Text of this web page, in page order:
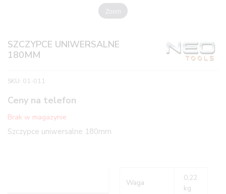
Zoom
SZCZYPCE UNIWERSALNE
180MM
SKU: 01-011
Ceny na telefon
Brak w magazynie
Szczypce uniwersalne 180mm
Waga
0,22
kg